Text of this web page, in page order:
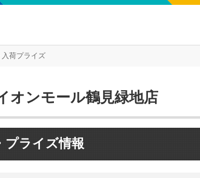
入荷プライズ
オンモール鶴見緑地店
プライズ情報